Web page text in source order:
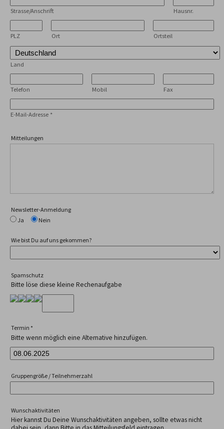
Strasse/Anschrift Hausnr.
PLZ Ort Ortsteil
Land
Telefon Mobil Fax
E-Mail-Adresse *
Mitteilungen
Newsletter-Anmeldung
Ja
Nein
Wie bist Du auf uns gekommen?
Spamschutz
Bitte löse diese kleine Rechenaufgabe
Termin *
Bitte wenn möglich eine Alternative hinzufügen.
Gruppengröße / Teilnehmerzahl
Wunschaktivitäten
Hier kannst Du Deine Wunschaktivitäten angeben, sollte etwas nicht